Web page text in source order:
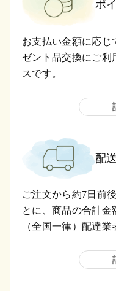
ポ
お支払い金額に応じ
ゼント品交換にご利
スです。
配
ご注文から約7日前
とに、商品の合計金
（全国一律）配達